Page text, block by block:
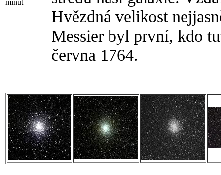
minut
Hvězdná velikost
Messier byl první, kdo
června 1764.